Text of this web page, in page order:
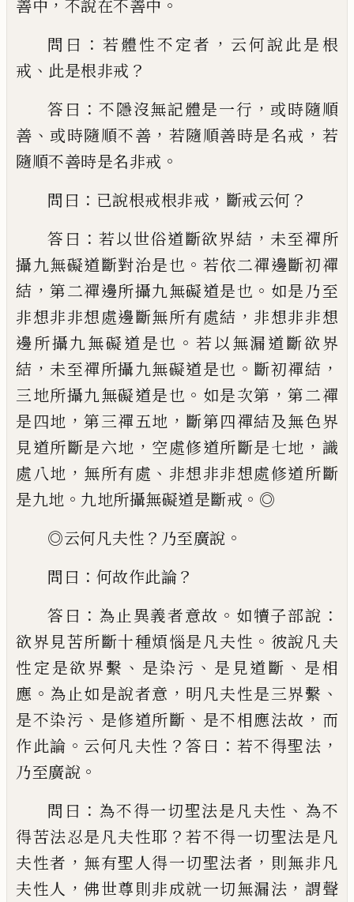
善中 ， 不說在不善中 。
問曰 ： 若體性不定者 ， 云何說此是根
戒 、 此是根非戒 ？
答曰 ：不隱沒無記體是一行 ， 或時隨順
善 、 或時隨順不善 ， 若隨順善時是名戒 ， 若
隨順不善時是名非戒 。
問曰 ： 已說根戒根非戒 ， 斷戒云何 ？
答曰 ：若以世俗道斷欲界結 ， 未至禪所
攝九無礙道斷對治是也 。 若依二禪邊斷初禪
結 ，第二禪邊所攝九無礙道是也 。 如是乃至
非想非非想處邊斷無所有處結 ， 非想非非想
邊所攝九無礙道是也 。 若以無漏道斷欲界
結 ， 未至禪所攝九無礙道是也 。 斷初禪結 ，
三地所攝九無礙道是也 。 如是次第 ，第二禪
是四地 ，第三禪五地 ， 斷第四禪結及無色界
見道所斷是六地 ， 空處修道所斷是七地 ， 識
處八地 ， 無所有處 、 非想非非想處修道所斷
是九地 。 九地所攝無礙道是斷戒 。 ◎
◎云何凡夫性 ？ 乃至廣說 。
問曰 ： 何故作此論？
答曰 ： 為止異義者意故 。 如犢子部說 ：
欲界見苦所斷十種煩惱是凡夫性 。 彼說凡夫
性定是欲界繫 、 是染污 、 是見道斷 、 是相
應 。 為止如是說者意 ， 明凡夫性是三界繫 、
是不染污 、 是修道所斷 、 是不相應法故 ， 而
作此論 。 云何凡夫性 ？答曰 ： 若不得聖法 ，
乃至廣說 。
問曰 ： 為不得一切聖法是凡夫性 、 為不
得苦法忍是凡夫性耶 ？若不得一切聖法是凡
夫性者 ， 無有聖人得一切聖法者 ， 則無非凡
夫性人 ，佛世尊則非成就一切無漏法 ， 謂聲